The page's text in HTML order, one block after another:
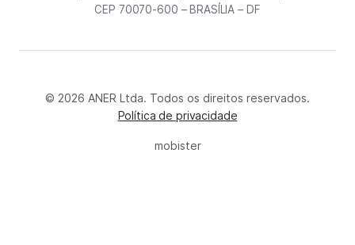
CEP 70070-600 – BRASÍLIA – DF
© 2026 ANER Ltda. Todos os direitos reservados.
Política de privacidade
mobister